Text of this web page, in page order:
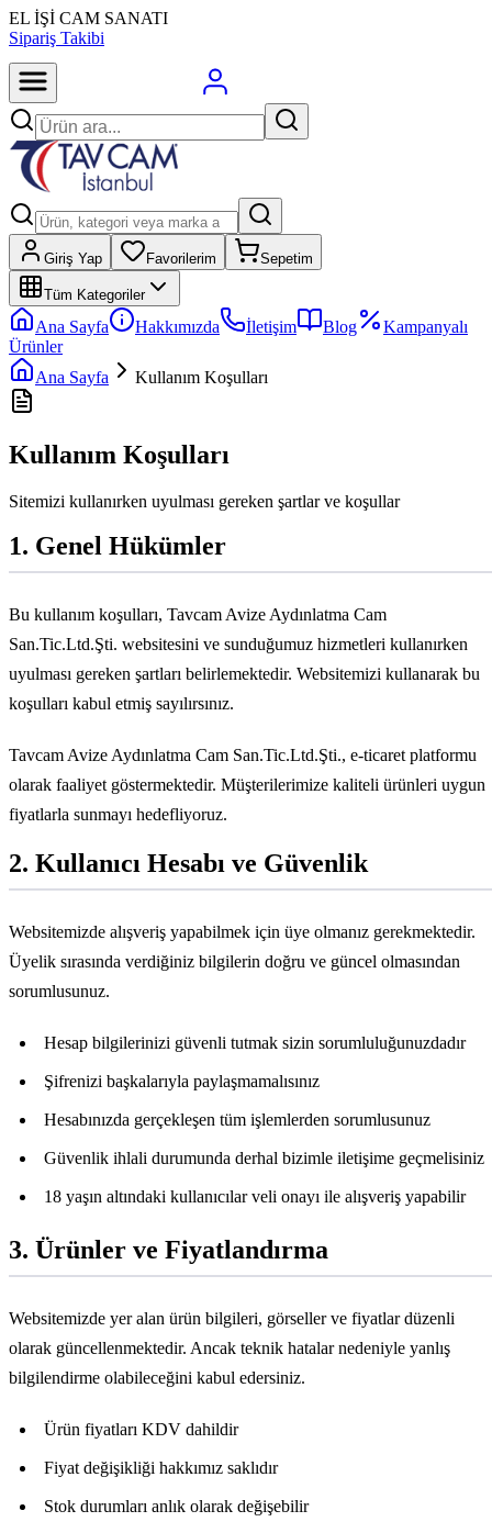
EL İŞİ CAM SANATI
Sipariş Takibi
Giriş Yap Favorilerim Sepetim
Tüm Kategoriler
Ana Sayfa Hakkımızda İletişim Blog
Kampanyalı
Ürünler
Ana Sayfa
Kullanım Koşulları
Kullanım Koşulları
Sitemizi kullanırken uyulması gereken şartlar ve koşullar
1. Genel Hükümler
Bu kullanım koşulları, Tavcam Avize Aydınlatma Cam
San.Tic.Ltd.Şti. websitesini ve sunduğumuz hizmetleri kullanırken
uyulması gereken şartları belirlemektedir. Websitemizi kullanarak bu
koşulları kabul etmiş sayılırsınız.
Tavcam Avize Aydınlatma Cam San.Tic.Ltd.Şti., e-ticaret platformu
olarak faaliyet göstermektedir. Müşterilerimize kaliteli ürünleri uygun
fiyatlarla sunmayı hedefliyoruz.
2. Kullanıcı Hesabı ve Güvenlik
Websitemizde alışveriş yapabilmek için üye olmanız gerekmektedir.
Üyelik sırasında verdiğiniz bilgilerin doğru ve güncel olmasından
sorumlusunuz.
Hesap bilgilerinizi güvenli tutmak sizin sorumluluğunuzdadır
Şifrenizi başkalarıyla paylaşmamalısınız
Hesabınızda gerçekleşen tüm işlemlerden sorumlusunuz
Güvenlik ihlali durumunda derhal bizimle iletişime geçmelisiniz
18 yaşın altındaki kullanıcılar veli onayı ile alışveriş yapabilir
3. Ürünler ve Fiyatlandırma
Websitemizde yer alan ürün bilgileri, görseller ve fiyatlar düzenli
olarak güncellenmektedir. Ancak teknik hatalar nedeniyle yanlış
bilgilendirme olabileceğini kabul edersiniz.
Ürün fiyatları KDV dahildir
Fiyat değişikliği hakkımız saklıdır
Stok durumları anlık olarak değişebilir